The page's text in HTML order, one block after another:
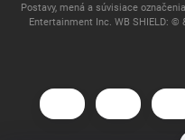
Postavy, mená a súvisiace
Entertainment Inc. WB SHIELD: ©